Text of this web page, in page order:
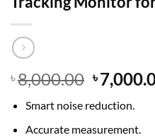
৳8,000.00 Original
price
was:
৳
৳
Smart noise reduction.
Accurate measurement.